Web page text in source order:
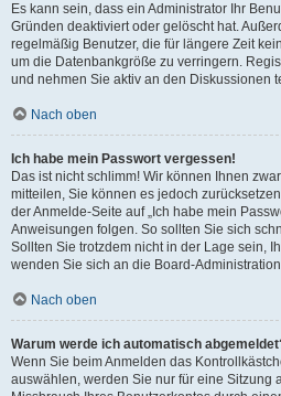
Es kann sein, dass ein Administrator Ihr
Gründen deaktiviert oder gelöscht hat.
regelmäßig Benutzer, die für längere Zeit
um die Datenbankgröße zu verringern.
und nehmen Sie aktiv an den Diskussionen
Nach oben
Ich habe mein Passwort vergessen!
Das ist nicht schlimm! Wir können Ihnen
mitteilen, Sie können es jedoch
der Anmelde-Seite auf „Ich habe mein
Anweisungen folgen. So sollten Sie sich
Sollten Sie trotzdem nicht in der Lage sein,
wenden Sie sich an die Board-
Nach oben
Warum werde ich automatisch
Wenn Sie beim Anmelden das
auswählen, werden Sie nur für eine Sitzung